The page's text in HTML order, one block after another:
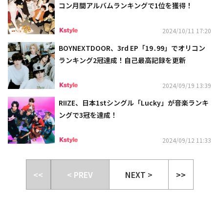
コン月間アルバムランキングで1位を獲得！
2024/10/11 17:20
BOYNEXTDOOR、3rd EP「19․99」でオリコン
ランキング2冠達成！自己最高記録を更新
2024/09/19 13:39
RIIZE、日本1stシングル「Lucky」が音楽ランキ
ングで3冠を達成！
2024/09/12 11:33
<< < PREV NEXT > >>